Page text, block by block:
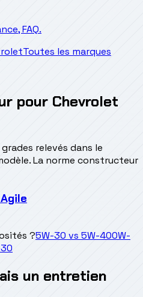
FAQ.
Toutes les marques
pour Chevrolet
relevés dans le
La norme constructeur
?5W-30 vs 5W-400W-
un entretien